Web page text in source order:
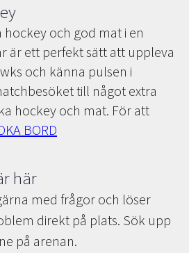
och god mat i en
är ett perfekt sätt att uppleva
och känna pulsen i
till något extra
hockey och mat. För att
BORD
här
med frågor och löser
direkt på plats. Sök upp
på arenan.